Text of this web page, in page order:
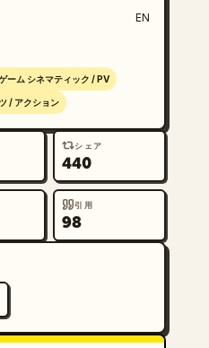
EN
ーム シネマティック / PV
/ アクション
シェア
440
引用
98